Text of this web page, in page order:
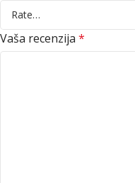
Vaša recenzija *